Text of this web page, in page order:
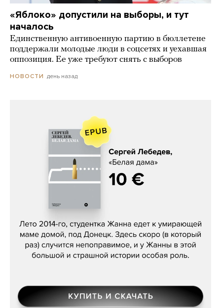
«Яблоко» допустили на выборы, и тут
началось
Единственную антивоенную партию в бюллетене
поддержали молодые люди в соцсетях и уехавшая
оппозиция. Ее уже требуют снять с выборов
НОВОСТИ день назад
Сергей Лебедев, «Белая дама»